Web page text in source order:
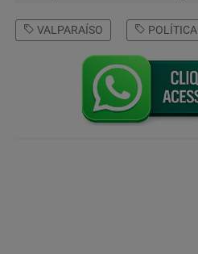
VALPARAÍSO POLÍTICA